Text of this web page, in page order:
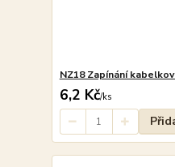
NZ18 Zapínání
6,2 Kč/ks